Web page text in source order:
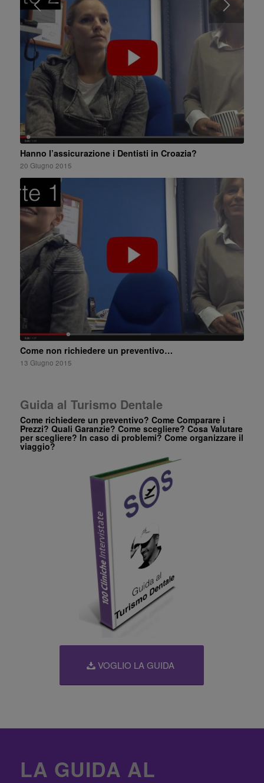
Hanno l’assicurazione i Dentisti in Croazia?
20 Giugno 2015
Come non richiedere un preventivo…
13 Giugno 2015
Guida al Turismo Dentale
Come richiedere un preventivo? Come Comparare i
Prezzi? Quali Garanzie? Come scegliere? Cosa Valutare
per scegliere? In caso di problemi? Come organizzare il
viaggio?
VOGLIO LA GUIDA
LA GUIDA AL